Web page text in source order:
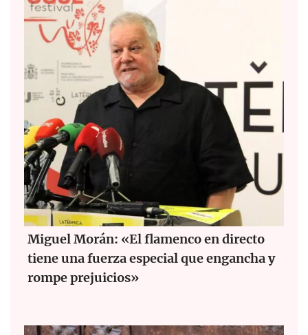
Miguel Morán: «El flamenco en directo
tiene una fuerza especial que engancha y
rompe prejuicios»